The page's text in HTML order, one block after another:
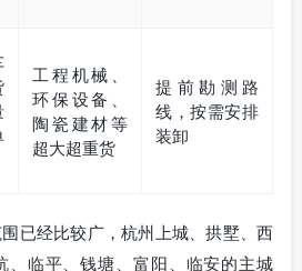
工程机械、
环保设备、
陶瓷建材等
超大超重货
提前勘测路
线，按需安排
装卸
已经比较广，杭州上城、拱墅、西
、临平、钱塘、富阳、临安的主城